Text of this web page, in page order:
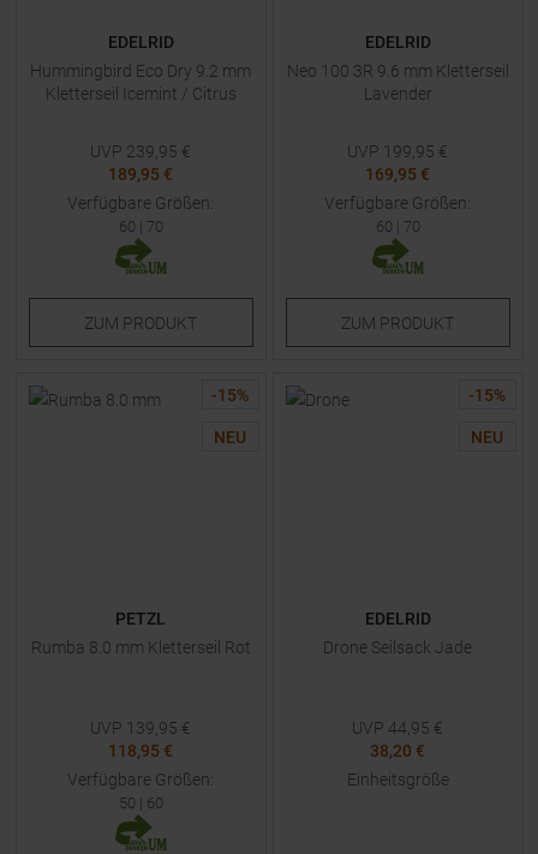
EDELRID
Hummingbird Eco Dry 9.2 mm
Kletterseil Icemint / Citrus
UVP 239,95 €
189,95 €
Verfügbare Größen:
60 | 70
ZUM PRODUKT
EDELRID
Neo 100 3R 9.6 mm Kletterseil
Lavender
UVP 199,95 €
169,95 €
Verfügbare Größen:
60 | 70
ZUM PRODUKT
-15%
NEU
PETZL
Rumba 8.0 mm Kletterseil Rot
UVP 139,95 €
118,95 €
Verfügbare Größen:
50 | 60
-15%
NEU
EDELRID
Drone Seilsack Jade
UVP 44,95 €
38,20 €
Einheitsgröße